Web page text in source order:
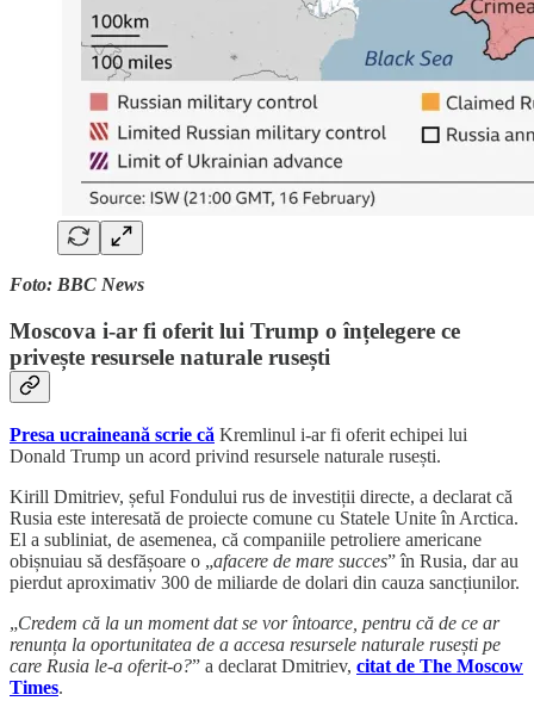
Foto: BBC News
Moscova i-ar fi oferit lui Trump o înțelegere ce
privește resursele naturale rusești
Presa ucraineană scrie că Kremlinul i-ar fi oferit echipei lui
Donald Trump un acord privind resursele naturale rusești.
Kirill Dmitriev, șeful Fondului rus de investiții directe, a declarat că
Rusia este interesată de proiecte comune cu Statele Unite în Arctica.
El a subliniat, de asemenea, că companiile petroliere americane
obișnuiau să desfășoare o „afacere de mare succes” în Rusia, dar au
pierdut aproximativ 300 de miliarde de dolari din cauza sancțiunilor.
„Credem că la un moment dat se vor întoarce, pentru că de ce ar
renunța la oportunitatea de a accesa resursele naturale rusești pe
care Rusia le-a oferit-o?” a declarat Dmitriev, citat de The Moscow
Times.